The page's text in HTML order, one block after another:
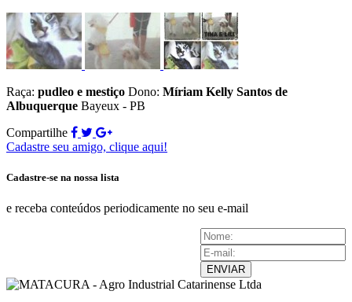
Raça: pudleo e mestiço Dono: Míriam Kelly Santos de
Albuquerque Bayeux - PB
Compartilhe
Cadastre seu amigo, clique aqui!
Cadastre-se na nossa lista
e receba conteúdos periodicamente no seu e-mail
ENVIAR